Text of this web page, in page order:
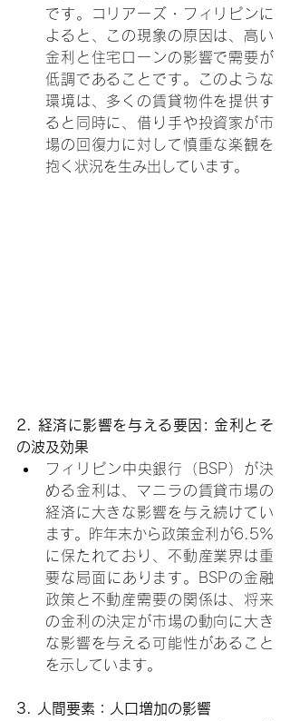
です。コリアーズ・フィリピンに
よると、この現象の原因は、高い
金利と住宅ローンの影響で需要が
低調であることです。このような
環境は、多くの賃貸物件を提供す
ると同時に、借り手や投資家が市
場の回復力に対して慎重な楽観を
抱く状況を生み出しています。
2. 経済に影響を与える要因: 金利とそ
の波及効果
フィリピン中央銀行（BSP）が決
める金利は、マニラの賃貸市場の
経済に大きな影響を与え続けてい
ます。昨年末から政策金利が6.5%
に保たれており、不動産業界は重
要な局面にあります。BSPの金融
政策と不動産需要の関係は、将来
の金利の決定が市場の動向に大き
な影響を与える可能性があること
を示しています。
3. 人間要素：人口増加の影響